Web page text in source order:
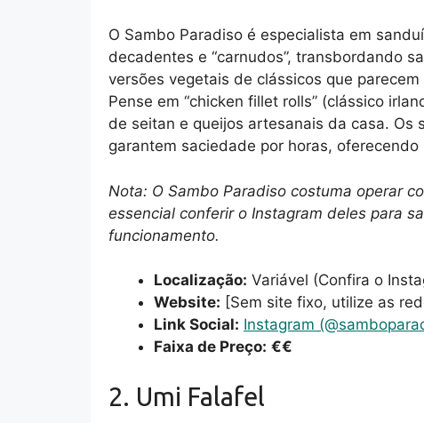
O Sambo Paradiso é especialista em
decadentes e “carnudos”, transbordando
versões vegetais de clássicos que
Pense em “chicken fillet rolls” (clássico
de seitan e queijos artesanais da casa. Os
garantem saciedade por horas,
Nota: O Sambo Paradiso costuma operar
essencial conferir o Instagram deles para
funcionamento.
Localização: Variável (Confira o
Website: [Sem site fixo, utilize as
Link Social: Instagram
Faixa de Preço: €€
2. Umi Falafel